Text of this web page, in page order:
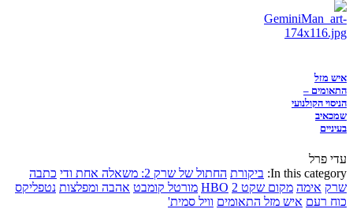
איש מזל
התאומים –
הניסוי הקולנועי
שמכאיב
בעיניים
עדי פרל
In this category: ביקורת החתול של שרק 2: משאלה אחת ודי
כתבה
שרק אימה מקום שקט 2 HBO מורטל קומבט אהבה ומפלצות נטפליקס
כוח רעם איש מזל התאומים וויל סמית'